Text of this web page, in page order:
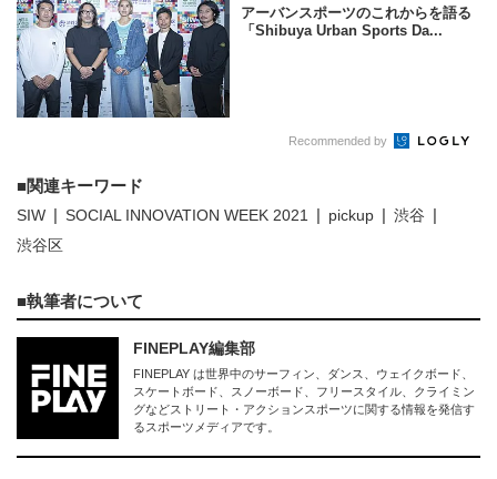
アーバンスポーツのこれからを語る
「Shibuya Urban Sports Da...
Recommended by
関連キーワード
SIW SOCIAL INNOVATION WEEK 2021 pickup
渋谷
渋谷区
執筆者について
FINEPLAY編集部
FINEPLAY は世界中のサーフィン、ダンス、ウェイクボード、
スケートボード、スノーボード、フリースタイル、クライミン
グなどストリート・アクションスポーツに関する情報を発信す
るスポーツメディアです。